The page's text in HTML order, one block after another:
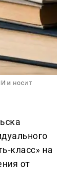
и носит
класс» на
от